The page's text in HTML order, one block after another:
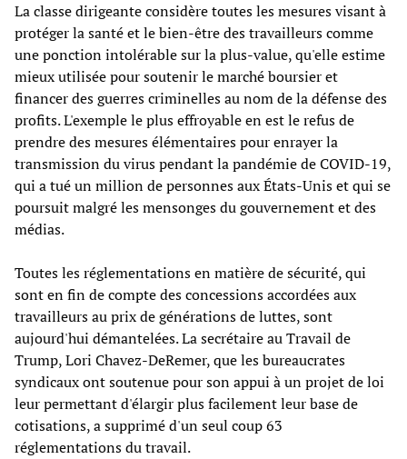
La classe dirigeante considère toutes les mesures visant à
protéger la santé et le bien-être des travailleurs comme
une ponction intolérable sur la plus-value, qu'elle estime
mieux utilisée pour soutenir le marché boursier et
financer des guerres criminelles au nom de la défense des
profits. L'exemple le plus effroyable en est le refus de
prendre des mesures élémentaires pour enrayer la
transmission du virus pendant la pandémie de COVID-19,
qui a tué un million de personnes aux États-Unis et qui se
poursuit malgré les mensonges du gouvernement et des
médias.
Toutes les réglementations en matière de sécurité, qui
sont en fin de compte des concessions accordées aux
travailleurs au prix de générations de luttes, sont
aujourd'hui démantelées. La secrétaire au Travail de
Trump, Lori Chavez-DeRemer, que les bureaucrates
syndicaux ont soutenue pour son appui à un projet de loi
leur permettant d'élargir plus facilement leur base de
cotisations, a supprimé d'un seul coup 63
réglementations du travail.